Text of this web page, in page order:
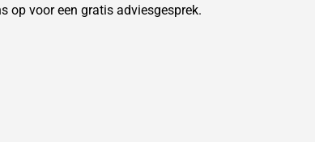
op voor een gratis adviesgesprek.